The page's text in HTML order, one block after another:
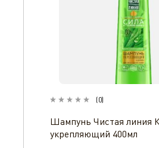
(0)
Шампунь Чистая линия
укрепляющий 400мл